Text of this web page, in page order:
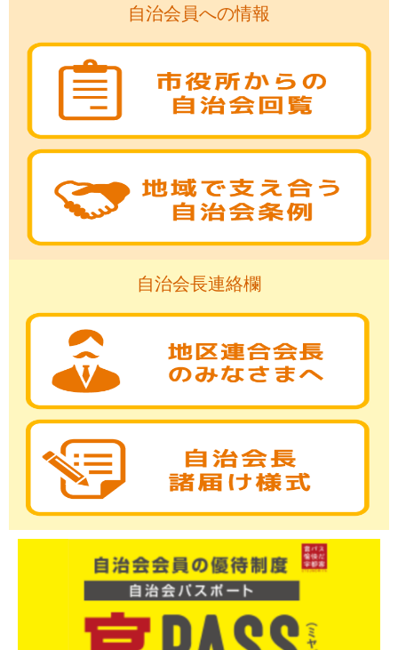
自治会員への情報
自治会長連絡欄